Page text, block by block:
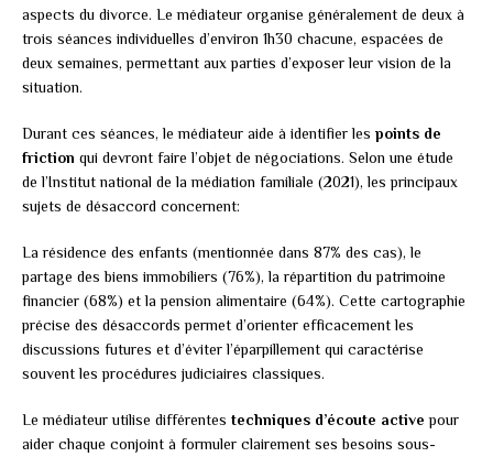
aspects du divorce. Le médiateur organise généralement de deux à
trois séances individuelles d’environ 1h30 chacune, espacées de
deux semaines, permettant aux parties d’exposer leur vision de la
situation.
Durant ces séances, le médiateur aide à identifier les points de
friction qui devront faire l’objet de négociations. Selon une étude
de l’Institut national de la médiation familiale (2021), les principaux
sujets de désaccord concernent:
La résidence des enfants (mentionnée dans 87% des cas), le
partage des biens immobiliers (76%), la répartition du patrimoine
financier (68%) et la pension alimentaire (64%). Cette cartographie
précise des désaccords permet d’orienter efficacement les
discussions futures et d’éviter l’éparpillement qui caractérise
souvent les procédures judiciaires classiques.
Le médiateur utilise différentes techniques d’écoute active pour
aider chaque conjoint à formuler clairement ses besoins sous-